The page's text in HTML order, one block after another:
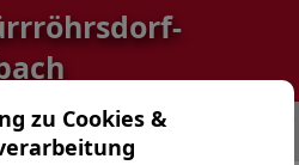
zu Cookies &
> Ferien/Schließtage >